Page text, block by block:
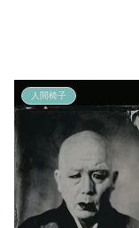
人間椅子